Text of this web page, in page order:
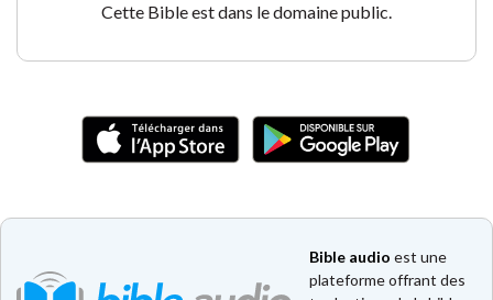
Cette Bible est dans le domaine public.
Bible audio est une
plateforme offrant des